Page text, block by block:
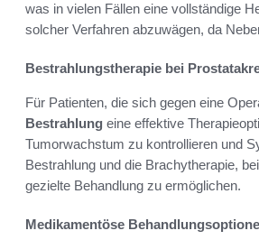
was in vielen Fällen eine vollständige
solcher Verfahren abzuwägen, da
Bestrahlungstherapie bei
Für Patienten, die sich gegen eine
Bestrahlung eine effektive
Tumorwachstum zu kontrollieren und
Bestrahlung und die Brachytherapie,
gezielte Behandlung zu ermöglichen.
Medikamentöse